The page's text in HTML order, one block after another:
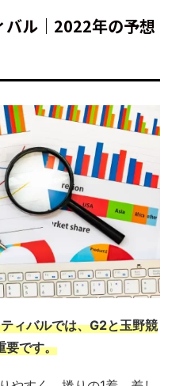
バル｜2022年の予想
ィバルでは、G2と玉野競
要です。